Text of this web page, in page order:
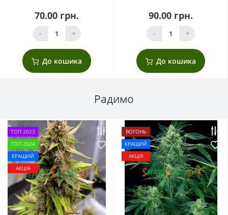
70.00 грн.
- +
До кошика
90.00 грн.
- +
До кошика
Радимо
ТОП 2023
ТОП 2024
КРАЩИЙ
АКЦІЯ
ВОГОНЬ
КРАЩИЙ
АКЦІЯ